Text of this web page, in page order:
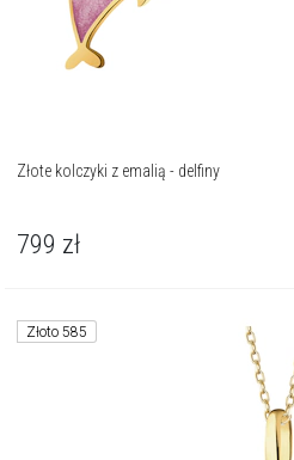
Złote kolczyki z emalią - delfiny
799 zł
Złoto 585